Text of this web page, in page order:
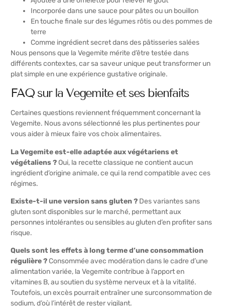
Incorporée dans une sauce pour pâtes ou un bouillon
En touche finale sur des légumes rôtis ou des pommes de
terre
Comme ingrédient secret dans des pâtisseries salées
Nous pensons que la Vegemite mérite d’être testée dans
différents contextes, car sa saveur unique peut transformer un
plat simple en une expérience gustative originale.
FAQ sur la Vegemite et ses bienfaits
Certaines questions reviennent fréquemment concernant la
Vegemite. Nous avons sélectionné les plus pertinentes pour
vous aider à mieux faire vos choix alimentaires.
La Vegemite est-elle adaptée aux végétariens et
végétaliens ? Oui, la recette classique ne contient aucun
ingrédient d’origine animale, ce qui la rend compatible avec ces
régimes.
Existe-t-il une version sans gluten ? Des variantes sans
gluten sont disponibles sur le marché, permettant aux
personnes intolérantes ou sensibles au gluten d’en profiter sans
risque.
Quels sont les effets à long terme d’une consommation
régulière ?Consommée avec modération dans le cadre d’une
alimentation variée, la Vegemite contribue à l’apport en
vitamines B, au soutien du système nerveux et à la vitalité.
Toutefois, un excès pourrait entraîner une surconsommation de
sodium, d’où l’intérêt de rester vigilant.